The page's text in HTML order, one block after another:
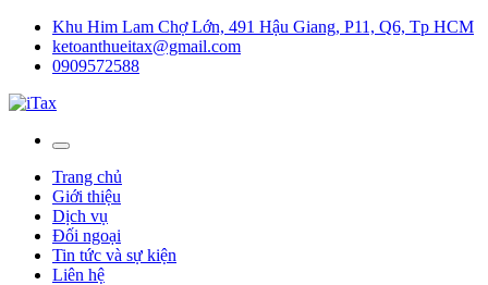
Khu Him Lam Chợ Lớn, 491 Hậu Giang, P11, Q6, Tp HCM
ketoanthueitax@gmail.com
0909572588
Trang chủ
Giới thiệu
Dịch vụ
Đối ngoại
Tin tức và sự kiện
Liên hệ